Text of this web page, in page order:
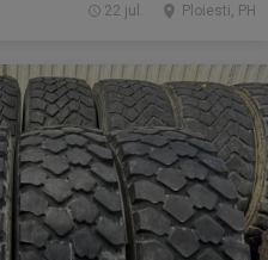
Ploiesti, PH
22 jul.